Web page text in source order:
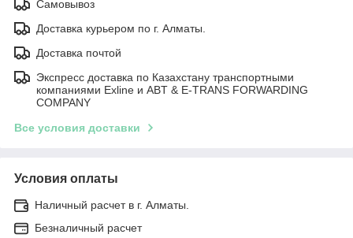
Самовывоз
Доставка курьером по г. Алматы.
Доставка почтой
Экспресс доставка по Казахстану транспортными
компаниями Exline и ABT & E-TRANS FORWARDING
COMPANY
Все условия доставки
Условия оплаты
Наличный расчет в г. Алматы.
Безналичный расчет